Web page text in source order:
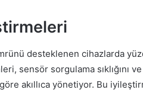
desteklenen cihazlarda
sensör sorgulama sıklığını
akıllıca yönetiyor. Bu